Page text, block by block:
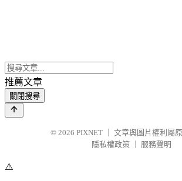
推薦文章
關閉搜尋
© 2026 PIXNET
文章與圖片權利屬
隱私權政策
服務聲明
⚠️